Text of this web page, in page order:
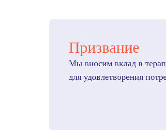
Призвание
Мы вносим вклад в
для удовлетворения